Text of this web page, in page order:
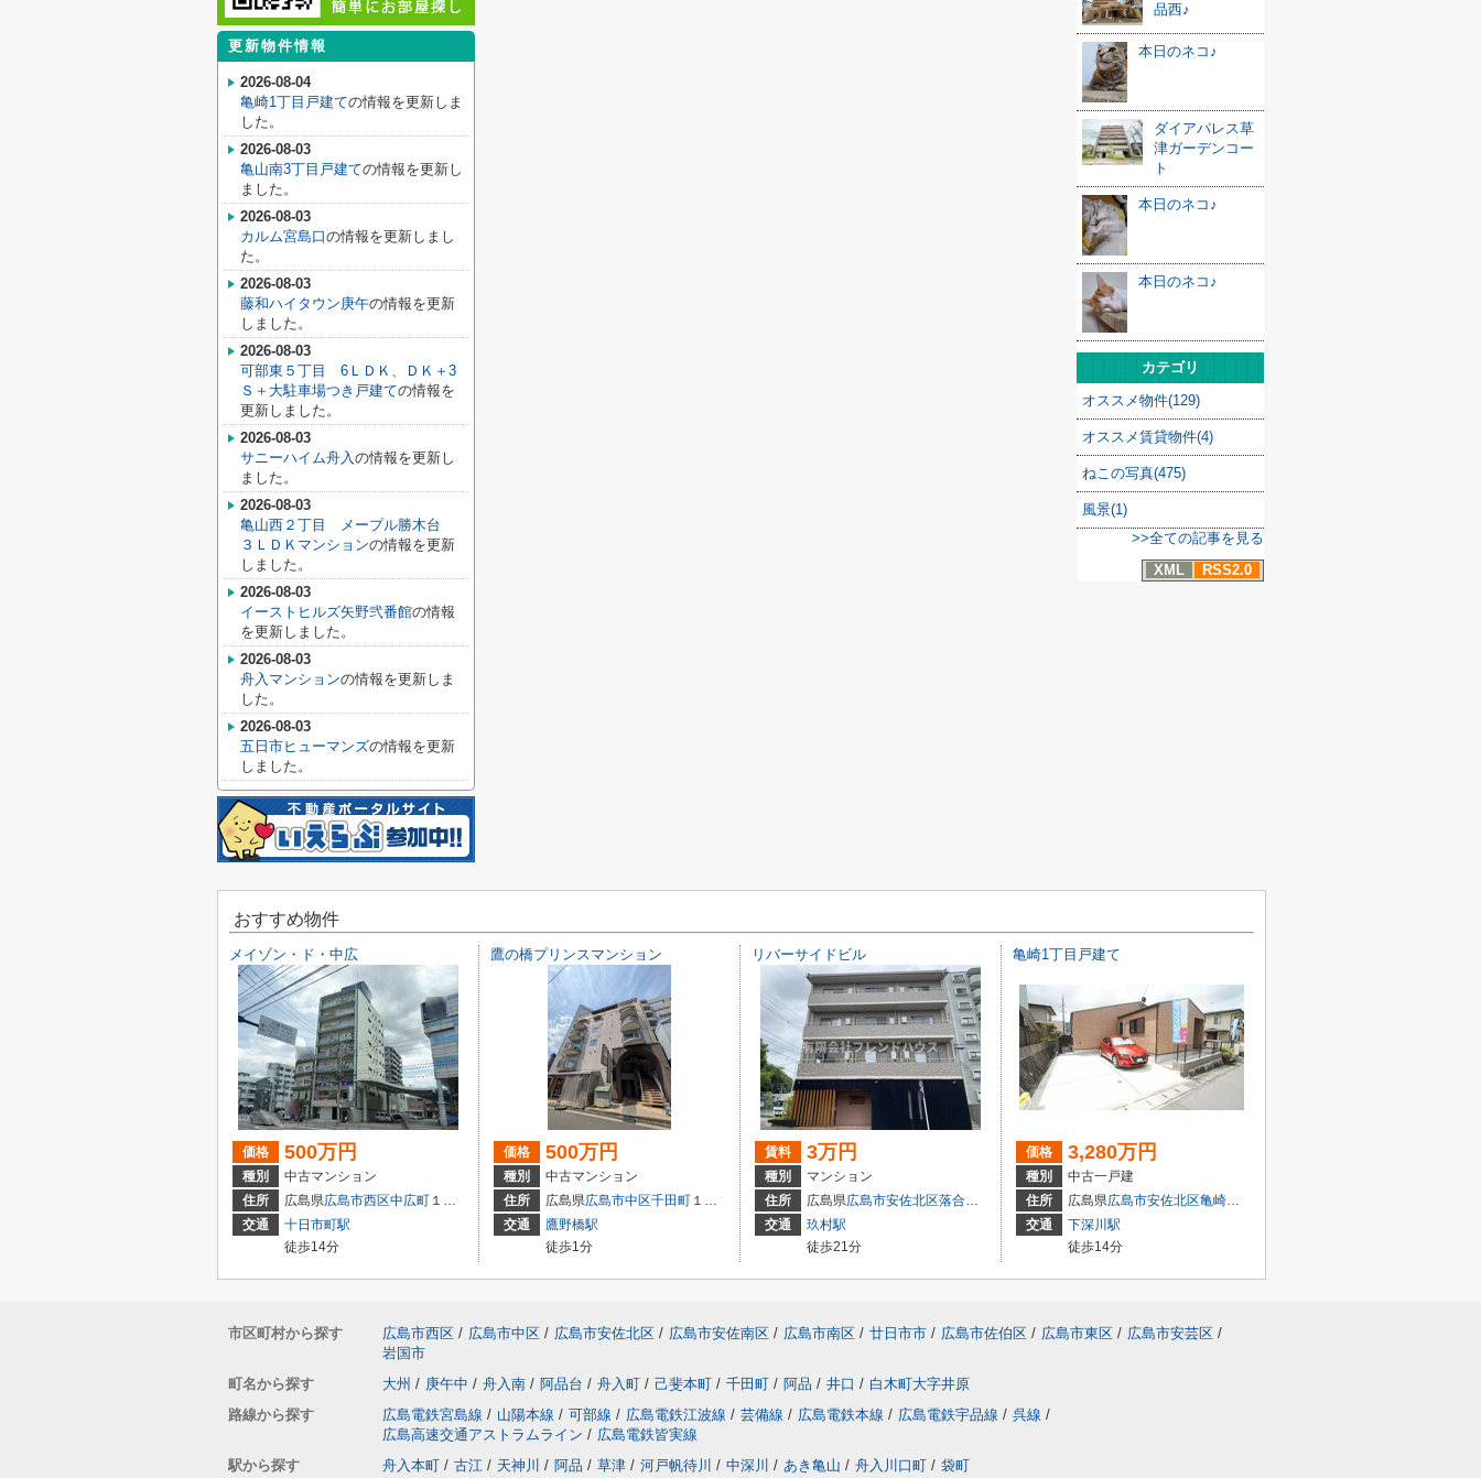
品西♪
本日のネコ♪
ダイアパレス草
津ガーデンコー
ト
本日のネコ♪
本日のネコ♪
カテゴリ
オススメ物件(129)
オススメ賃貸物件(4)
ねこの写真(475)
風景(1)
>>全ての記事を見る
XML
RSS2.0
更新物件情報
2026-08-04
亀崎1丁目戸建ての情報を更新しま
した。
2026-08-03
亀山南3丁目戸建ての情報を更新し
ました。
2026-08-03
カルム宮島口の情報を更新しまし
た。
2026-08-03
藤和ハイタウン庚午の情報を更新
しました。
2026-08-03
可部東５丁目 6ＬＤＫ、ＤＫ＋3
Ｓ＋大駐車場つき戸建ての情報を
更新しました。
2026-08-03
サニーハイム舟入の情報を更新し
ました。
2026-08-03
亀山西２丁目 メープル勝木台
３ＬＤＫマンションの情報を更新
しました。
2026-08-03
イーストヒルズ矢野弐番館の情報
を更新しました。
2026-08-03
舟入マンションの情報を更新しま
した。
2026-08-03
五日市ヒューマンズの情報を更新
しました。
おすすめ物件
メイゾン・ド・中広
価格 500万円
種別
中古マンション
住所
広島県広島市西区中広町 １丁目3-18
交通
十日市町駅
徒歩14分
鷹の橋プリンスマンション
価格 500万円
種別
中古マンション
住所
広島県広島市中区千田町 １丁目3-9
交通
鷹野橋駅
徒歩1分
リバーサイドビル
賃料 3万円
種別
マンション
住所
広島県広島市安佐北区落合南
２丁目1-18
交通
玖村駅
徒歩21分
亀崎1丁目戸建て
価格 3,280万円
種別
中古一戸建
住所
広島県広島市安佐北区亀崎１丁目8
交通
下深川駅
徒歩14分
市区町村から探す 広島市西区 / 広島市中区 / 広島市安佐北区 / 広島市安佐南区 / 広島市南区 / 廿日市市 / 広島市佐伯区 / 広島市東区 / 広島市安芸区 /
岩国市
町名から探す
大州 / 庚午中 / 舟入南 / 阿品台 / 舟入町 / 己斐本町 / 千田町 / 阿品 / 井口 / 白木町大字井原
路線から探す
広島電鉄宮島線 / 山陽本線 / 可部線 / 広島電鉄江波線 / 芸備線 / 広島電鉄本線 / 広島電鉄宇品線 / 呉線 /
広島高速交通アストラムライン / 広島電鉄皆実線
駅から探す
舟入本町 / 古江 / 天神川 / 阿品 / 草津 / 河戸帆待川 / 中深川 / あき亀山 / 舟入川口町 / 袋町